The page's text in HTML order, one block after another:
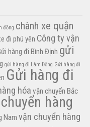
đồng chành xe quận
đi phú yên Công ty vận
hàng đi Bình Định gửi
gửi hàng đi Lâm Đồng Gửi hàng đi
Gửi hàng đi
hóa vận chuyển Bắc
hàng
Nam vận chuyển hàng